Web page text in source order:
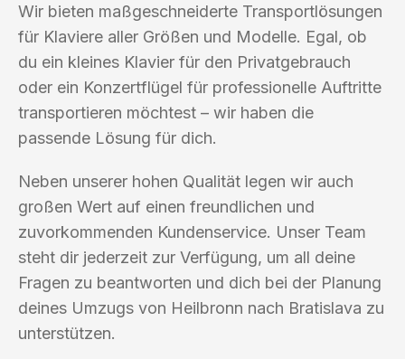
Wir bieten maßgeschneiderte Transportlösungen
für Klaviere aller Größen und Modelle. Egal, ob
du ein kleines Klavier für den Privatgebrauch
oder ein Konzertflügel für professionelle Auftritte
transportieren möchtest – wir haben die
passende Lösung für dich.
Neben unserer hohen Qualität legen wir auch
großen Wert auf einen freundlichen und
zuvorkommenden Kundenservice. Unser Team
steht dir jederzeit zur Verfügung, um all deine
Fragen zu beantworten und dich bei der Planung
deines Umzugs von Heilbronn nach Bratislava zu
unterstützen.